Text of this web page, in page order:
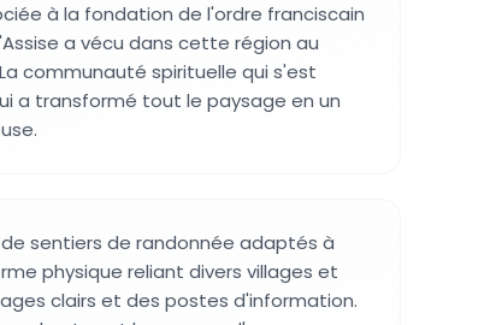
à la fondation de l'ordre franciscain
a vécu dans cette région au
communauté spirituelle qui s'est
a transformé tout le paysage en un
sentiers de randonnée adaptés à
physique reliant divers villages et
clairs et des postes d'information.